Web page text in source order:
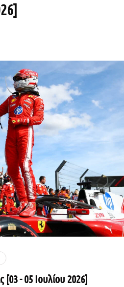
[03 - 05 Ιουλίου 2026]